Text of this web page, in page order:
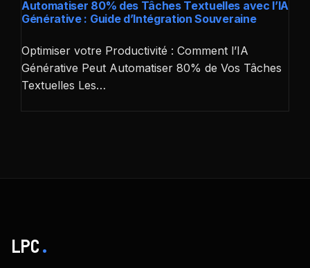
Automatiser 80% des Tâches Textuelles avec l’IA
Générative : Guide d’Intégration Souveraine
Optimiser votre Productivité : Comment l’IA
Générative Peut Automatiser 80% de Vos Tâches
Textuelles Les…
LPC.